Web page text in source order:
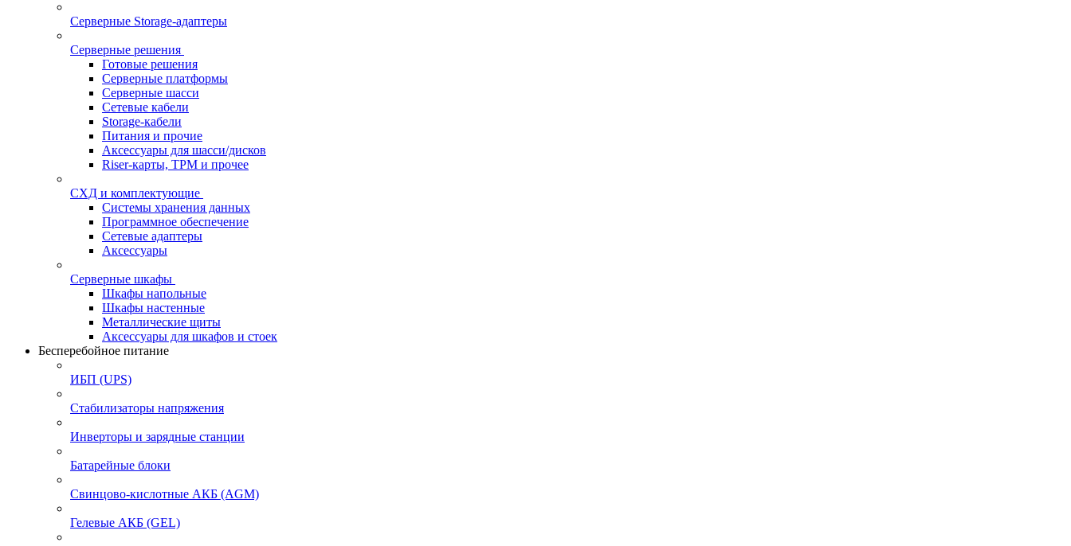
Серверные Storage-адаптеры
Серверные решения
Готовые решения
Серверные платформы
Серверные шасси
Сетевые кабели
Storage-кабели
Питания и прочие
Аксессуары для шасси/дисков
Riser-карты, TPM и прочее
СХД и комплектующие
Системы хранения данных
Программное обеспечение
Сетевые адаптеры
Аксессуары
Серверные шкафы
Шкафы напольные
Шкафы настенные
Металлические щиты
Аксессуары для шкафов и стоек
Бесперебойное питание
ИБП (UPS)
Стабилизаторы напряжения
Инверторы и зарядные станции
Батарейные блоки
Свинцово-кислотные АКБ (AGM)
Гелевые АКБ (GEL)